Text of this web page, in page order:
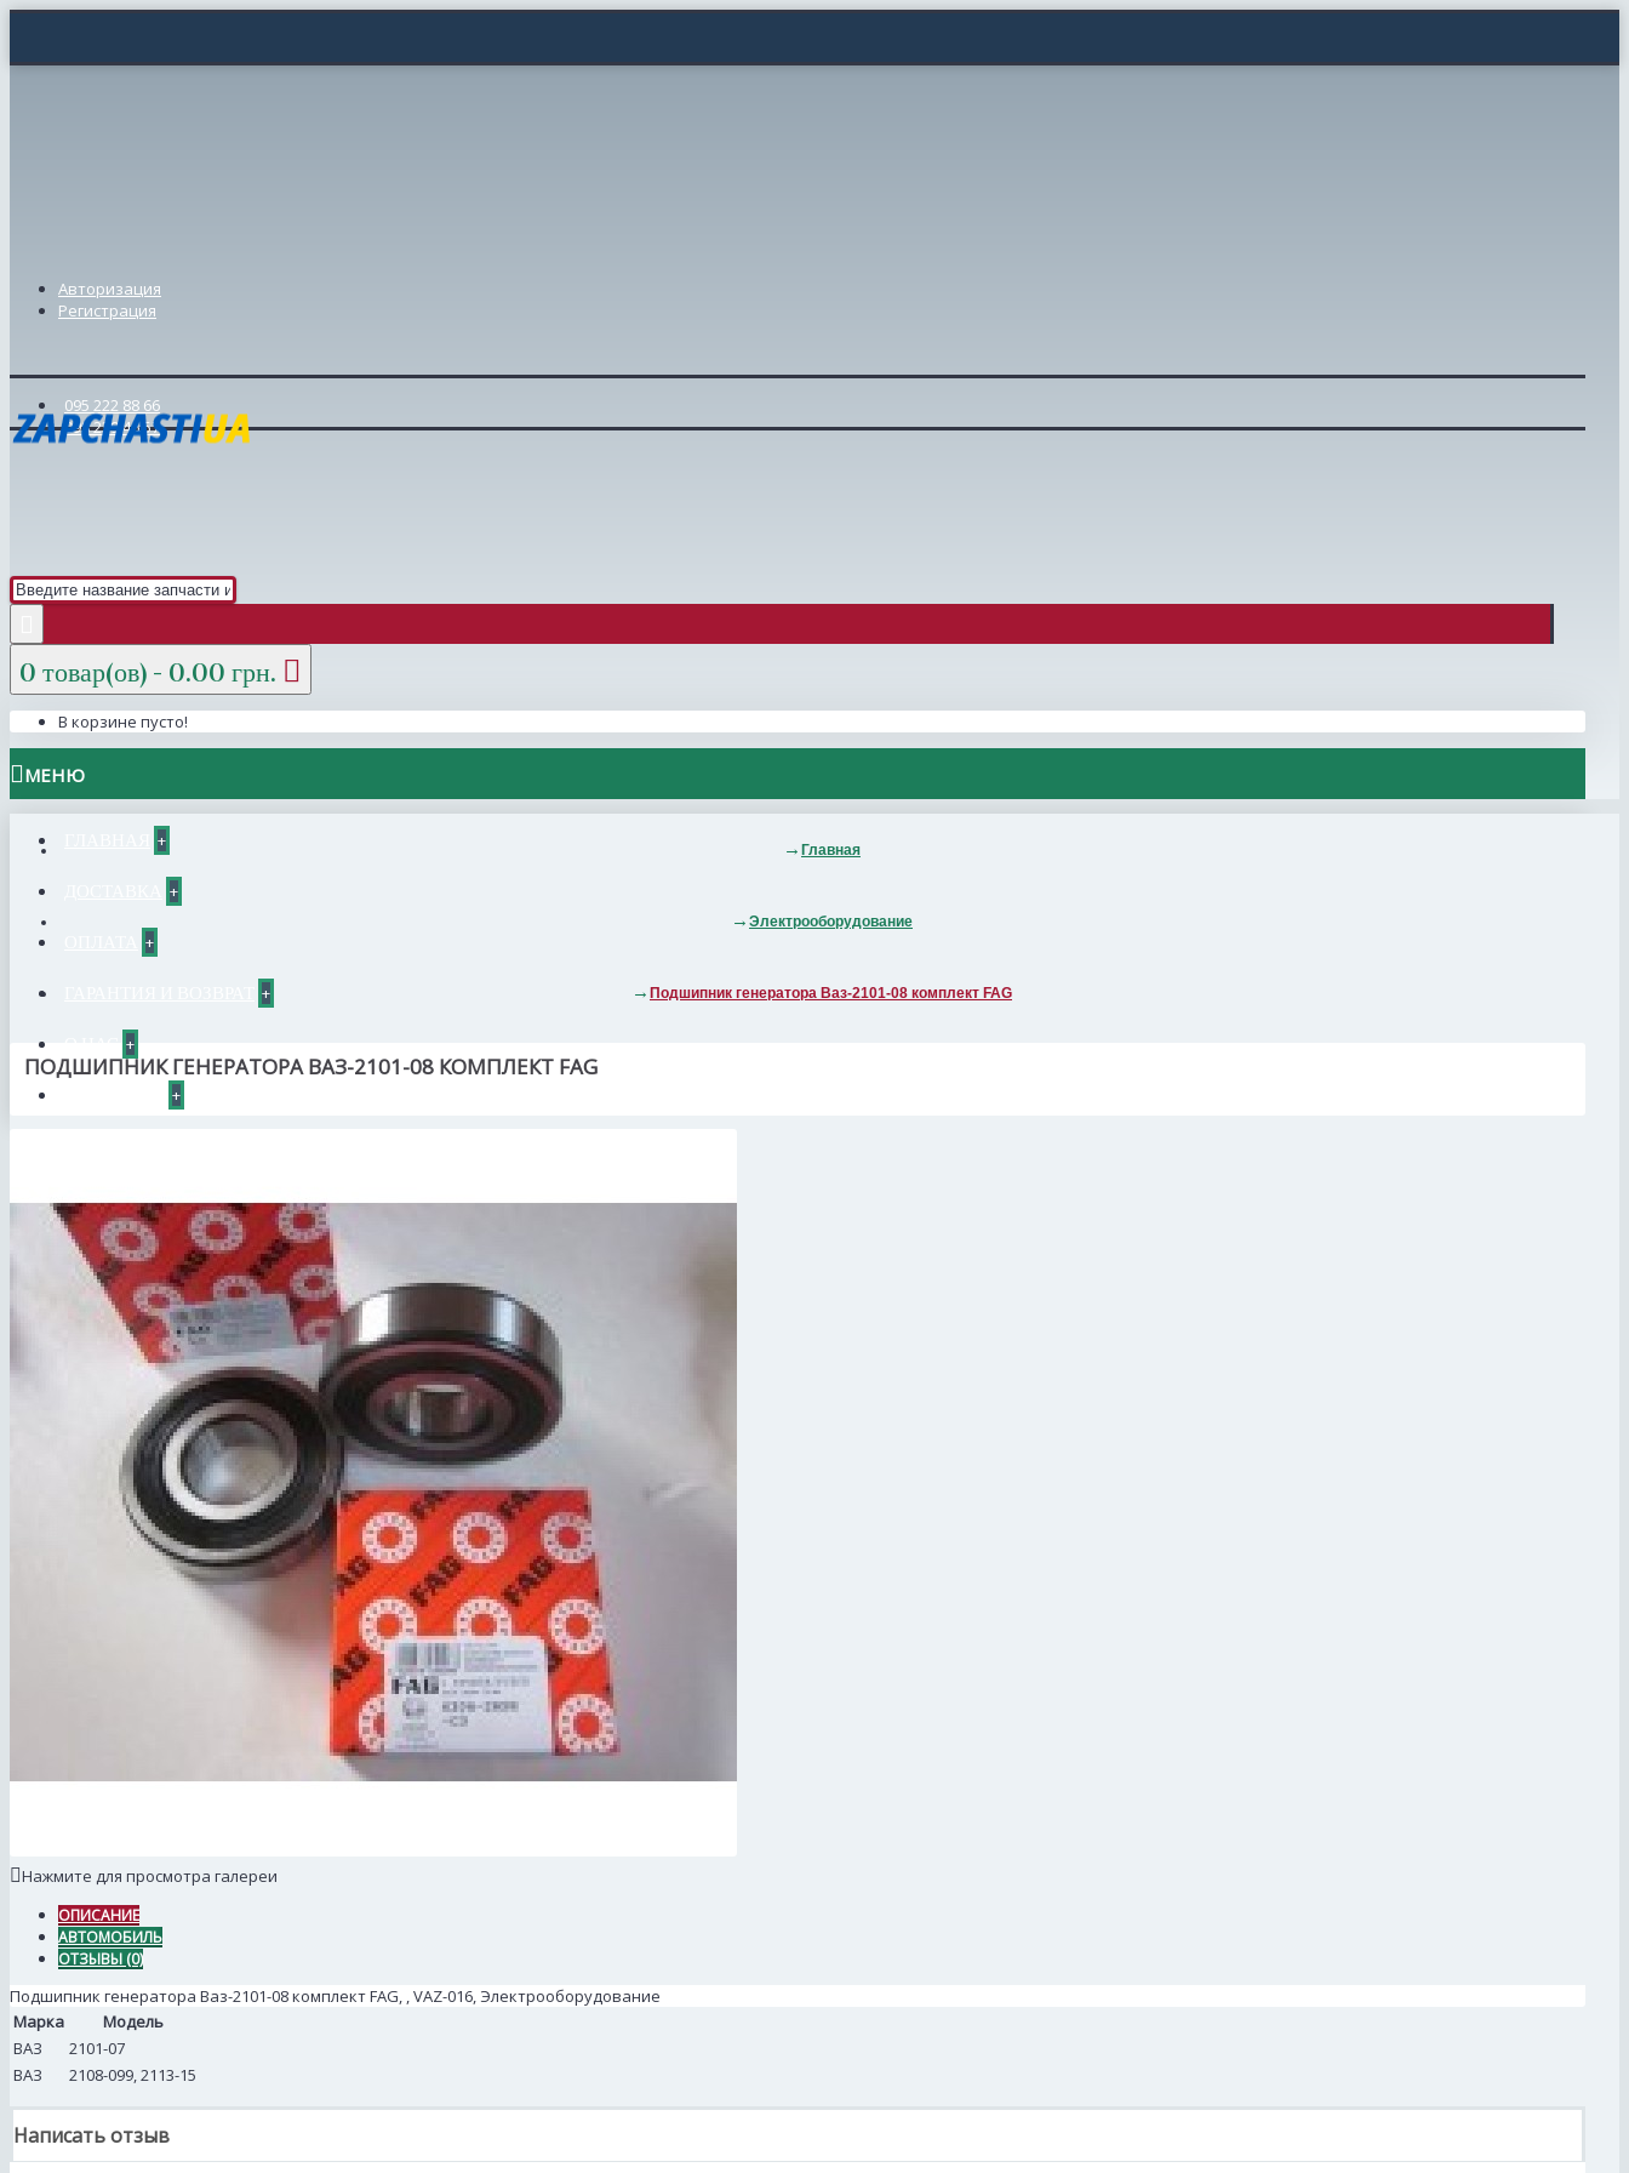
Авторизация
Регистрация
095 222 88 66
098 239 46 57
0 товар(ов) - 0.00 грн.
В корзине пусто!
МЕНЮ
+
+
+
+
+
+
Главная
Электрооборудование
Подшипник генератора Ваз-2101-08 комплект FAG
ПОДШИПНИК ГЕНЕРАТОРА ВАЗ-2101-08 КОМПЛЕКТ FAG
Нажмите для просмотра галереи
ОПИСАНИЕ
АВТОМОБИЛЬ
ОТЗЫВЫ (0)
Подшипник генератора Ваз-2101-08 комплект FAG, , VAZ-016, Электрооборудование
Марка
Модель
ВАЗ
2101-07
ВАЗ
2108-099, 2113-15
Написать отзыв